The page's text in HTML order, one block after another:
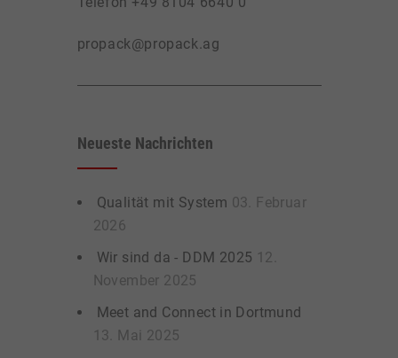
propack@propack.ag
Neueste Nachrichten
Qualität mit System 03. Februar
2026
Wir sind da - DDM 2025 12.
November 2025
Meet and Connect in Dortmund
13. Mai 2025